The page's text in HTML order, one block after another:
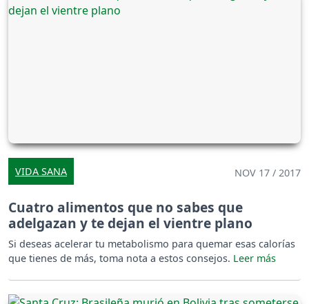
VIDA SANA NOV 17 / 2017
Cuatro alimentos que no sabes que
adelgazan y te dejan el vientre plano
Si deseas acelerar tu metabolismo para quemar esas calorías
que tienes de más, toma nota a estos consejos.